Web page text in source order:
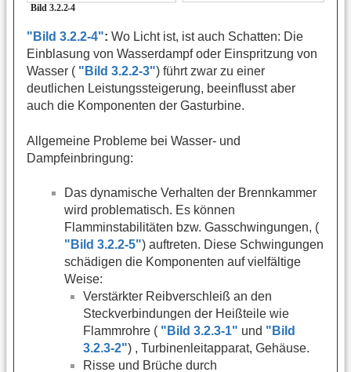
"Bild 3.2.2-4": Wo Licht ist, ist auch Schatten: Die
Einblasung von Wasserdampf oder Einspritzung von
Wasser ( "Bild 3.2.2-3") führt zwar zu einer
deutlichen Leistungssteigerung, beeinflusst aber
auch die Komponenten der Gasturbine.
Allgemeine Probleme bei Wasser- und
Dampfeinbringung:
Das dynamische Verhalten der Brennkammer
wird problematisch. Es können
Flamminstabilitäten bzw. Gasschwingungen, (
"Bild 3.2.2-5") auftreten. Diese Schwingungen
schädigen die Komponenten auf vielfältige
Weise:
Verstärkter Reibverschleiß an den
Steckverbindungen der Heißteile wie
Flammrohre ( "Bild 3.2.3-1" und "Bild
3.2.3-2") , Turbinenleitapparat, Gehäuse.
Risse und Brüche durch